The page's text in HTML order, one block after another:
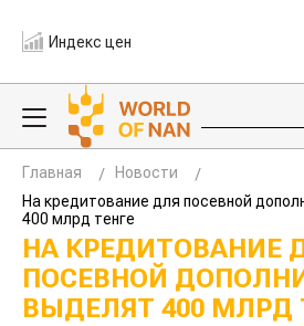
Индекс цен
Главная
Новости
На кредитование для посевной
400 млрд тенге
НА КРЕДИТОВАНИЕ
ПОСЕВНОЙ
ВЫДЕЛЯТ 400 МЛРД